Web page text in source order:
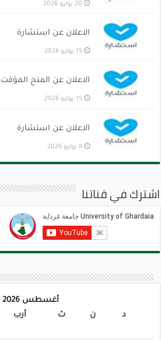
20 يوليو 2026
الاعلان عن استشارة
15 يوليو 2026
الاعلان عن المنح المؤقت
15 يوليو 2026
الاعلان عن استشارة
8 يوليو 2026
اشترك في قناتنا
أغسطس 2026
د
ن ث أرب